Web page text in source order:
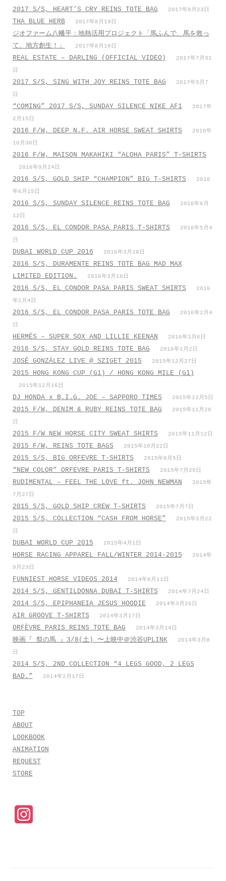
2017 S/S, HEART’S CRY REINS TOTE BAG 2017年8月23日
THA BLUE HERB 2017年8月19日
ジオファーム八幡平：地熱活用プロジェクト「馬ふんで、馬を救っ
て、地方創生！」
2017年8月16日
REAL ESTATE – DARLING (OFFICIAL VIDEO)
2017年7月31
日
2017 S/S, SING WITH JOY REINS TOTE BAG
2017年5月7
日
“COMING” 2017 S/S, SUNDAY SILENCE NIKE AF1
2017年
2月15日
2016 F/W, DEEP N.F. AIR HORSE SWEAT SHIRTS
2016年
10月30日
2016 F/W, MAISON MAKAHIKI “ALOHA PARIS” T-SHIRTS
2016年9月24日
2016 S/S, GOLD SHIP “CHAMPION” BIG T-SHIRTS
2016
年6月15日
2016 S/S, SUNDAY SILENCE REINS TOTE BAG
2016年6月
12日
2016 S/S, EL CONDOR PASA PARIS T-SHIRTS
2016年5月4
日
DUBAI WORLD CUP 2016 2016年3月28日
2016 S/S, DURAMENTE REINS TOTE BAG MAD MAX
LIMITED EDITION.
2016年3月16日
2016 S/S, EL CONDOR PASA PARIS SWEAT SHIRTS
2016
年2月4日
2016 S/S, EL CONDOR PASA PARIS TOTE BAG
2016年2月4
日
HERMÉS – SUPER SOX AND LILLIE KEENAN 2016年1月6日
2016 S/S, STAY GOLD REINS TOTE BAG 2016年1月2日
JOSÉ GONZÁLEZ LIVE @ SZIGET 2015 2015年12月27日
2015 HONG KONG CUP (G1) / HONG KONG MILE (G1)
2015年12月16日
DJ HONDA x B.I.G. JOE – SAPPORO TIMES 2015年12月5日
2015 F/W, DENIM & RUBY REINS TOTE BAG
2015年11月28
日
2015 F/W NEW HORSE CITY SWEAT SHIRTS 2015年11月12日
2015 F/W, REINS TOTE BAGS 2015年10月22日
2015 S/S, BIG ORFEVRE T-SHIRTS 2015年8月5日
“NEW COLOR” ORFEVRE PARIS T-SHIRTS 2015年7月29日
RUDIMENTAL – FEEL THE LOVE ft. JOHN NEWMAN
2015年
7月27日
2015 S/S, GOLD SHIP CREW T-SHIRTS 2015年7月7日
2015 S/S, COLLECTION “CASH FROM HORSE”
2015年5月22
日
DUBAI WORLD CUP 2015 2015年4月1日
HORSE RACING APPAREL FALL/WINTER 2014-2015
2014年
9月23日
FUNNIEST HORSE VIDEOS 2014 2014年8月11日
2014 S/S, GENTILDONNA DUBAI T-SHIRTS 2014年7月24日
2014 S/S, EPIPHANEIA JESUS HOODIE 2014年3月26日
AIR GROOVE T-SHIRTS 2014年3月17日
ORFÈVRE PARIS REINS TOTE BAG 2014年3月14日
映画『 祭の馬 』3/8(土) 〜上映中＠渋谷UPLINK
2014年3月8
日
2014 S/S, 2ND COLLECTION “4 LEGS GOOD, 2 LEGS
BAD.”
2014年2月17日
TOP
ABOUT
LOOKBOOK
ANIMATION
REQUEST
STORE